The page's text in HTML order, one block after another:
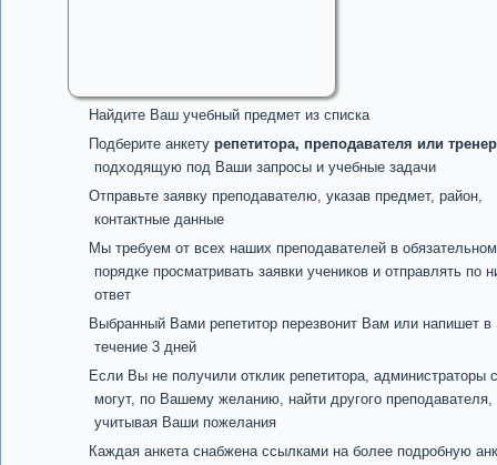
Найдите Ваш учебный предмет из списка
Подберите анкету репетитора, преподавателя или
подходящую под Ваши запросы и учебные задачи
Отправьте заявку преподавателю, указав предмет, район,
контактные данные
Мы требуем от всех наших преподавателей в обязательном
порядке просматривать заявки учеников и отправлять по
ответ
Выбранный Вами репетитор перезвонит Вам или напишет в
течение 3 дней
Если Вы не получили отклик репетитора, администраторы
могут, по Вашему желанию, найти другого преподавателя,
учитывая Ваши пожелания
Каждая анкета снабжена ссылками на более подробную